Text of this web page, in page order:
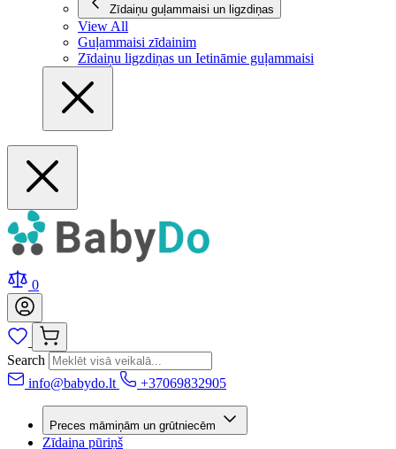
Zīdaiņu guļammaisi un ligzdiņas
View All
Guļammaisi zīdainim
Zīdaiņu ligzdiņas un Ietināmie guļammaisi
0
Search
info@babydo.lt
+37069832905
Preces māmiņām un grūtniecēm
Zīdaiņa pūriņš